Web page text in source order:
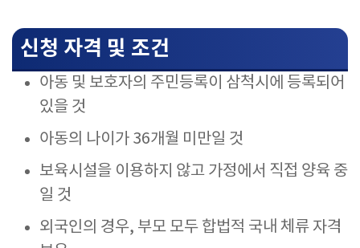
신청 자격 및 조건
아동 및 보호자의 주민등록이 삼척시에 등록되어
있을 것
아동의 나이가 36개월 미만일 것
보육시설을 이용하지 않고 가정에서 직접 양육 중
일 것
외국인의 경우, 부모 모두 합법적 국내 체류 자격